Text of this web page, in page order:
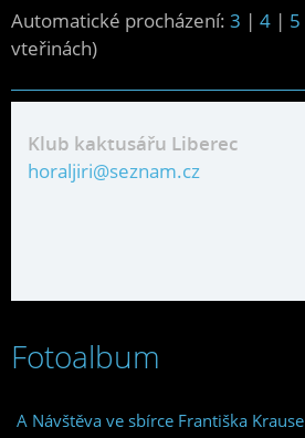
Automatické procházení: 3 | 4 | 5
vteřinách)
Klub kaktusářu Liberec
horaljiri@seznam.cz
Fotoalbum
A Návštěva ve sbírce Františka Krause